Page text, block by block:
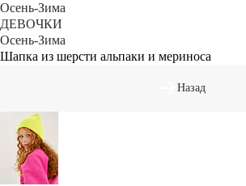
Осень-Зима
ДЕВОЧКИ
Осень-Зима
Шапка из шерсти альпаки и мериноса
Назад